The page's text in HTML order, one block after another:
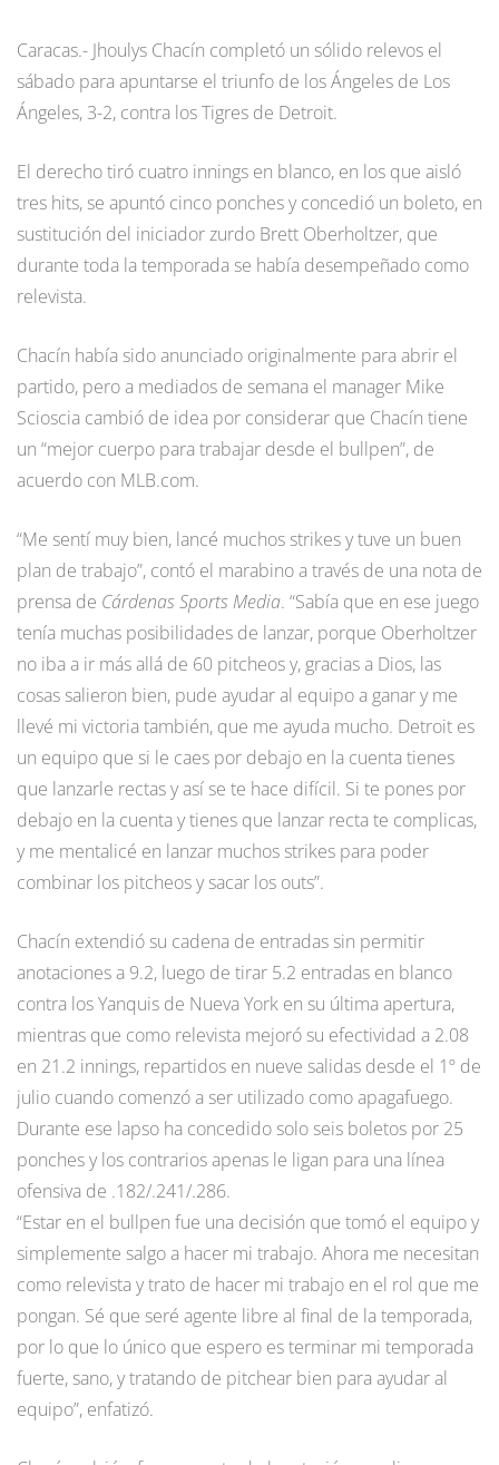
Caracas.- Jhoulys Chacín completó un sólido relevos el
sábado para apuntarse el triunfo de los Ángeles de Los
Ángeles, 3-2, contra los Tigres de Detroit.
El derecho tiró cuatro innings en blanco, en los que aisló
tres hits, se apuntó cinco ponches y concedió un boleto, en
sustitución del iniciador zurdo Brett Oberholtzer, que
durante toda la temporada se había desempeñado como
relevista.
Chacín había sido anunciado originalmente para abrir el
partido, pero a mediados de semana el manager Mike
Scioscia cambió de idea por considerar que Chacín tiene
un “mejor cuerpo para trabajar desde el bullpen”, de
acuerdo con MLB.com.
“Me sentí muy bien, lancé muchos strikes y tuve un buen
plan de trabajo”, contó el marabino a través de una nota de
prensa de Cárdenas Sports Media. “Sabía que en ese juego
tenía muchas posibilidades de lanzar, porque Oberholtzer
no iba a ir más allá de 60 pitcheos y, gracias a Dios, las
cosas salieron bien, pude ayudar al equipo a ganar y me
llevé mi victoria también, que me ayuda mucho. Detroit es
un equipo que si le caes por debajo en la cuenta tienes
que lanzarle rectas y así se te hace difícil. Si te pones por
debajo en la cuenta y tienes que lanzar recta te complicas,
y me mentalicé en lanzar muchos strikes para poder
combinar los pitcheos y sacar los outs”.
Chacín extendió su cadena de entradas sin permitir
anotaciones a 9.2, luego de tirar 5.2 entradas en blanco
contra los Yanquis de Nueva York en su última apertura,
mientras que como relevista mejoró su efectividad a 2.08
en 21.2 innings, repartidos en nueve salidas desde el 1º de
julio cuando comenzó a ser utilizado como apagafuego.
Durante ese lapso ha concedido solo seis boletos por 25
ponches y los contrarios apenas le ligan para una línea
ofensiva de .182/.241/.286.
“Estar en el bullpen fue una decisión que tomó el equipo y
simplemente salgo a hacer mi trabajo. Ahora me necesitan
como relevista y trato de hacer mi trabajo en el rol que me
pongan. Sé que seré agente libre al final de la temporada,
por lo que lo único que espero es terminar mi temporada
fuerte, sano, y tratando de pitchear bien para ayudar al
equipo”, enfatizó.